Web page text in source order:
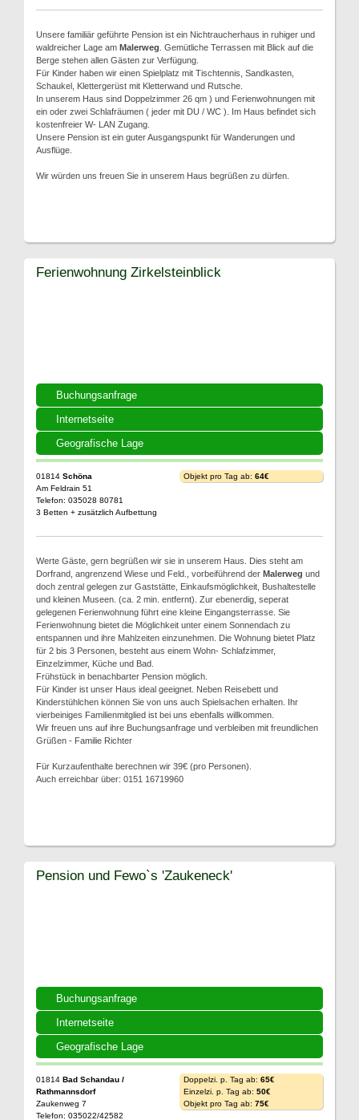
Unsere familiär geführte Pension ist ein Nichtraucherhaus in ruhiger und
waldreicher Lage am Malerweg . Gemütliche Terrassen mit Blick auf die
Berge stehen allen Gästen zur Verfügung.
Für Kinder haben wir einen Spielplatz mit Tischtennis, Sandkasten,
Schaukel, Klettergerüst mit Kletterwand und Rutsche.
In unserem Haus sind Doppelzimmer 26 qm ) und Ferienwohnungen mit
ein oder zwei Schlafräumen ( jeder mit DU / WC ). Im Haus befindet sich
kostenfreier W- LAN Zugang.
Unsere Pension ist ein guter Ausgangspunkt für Wanderungen und
Ausflüge.
Wir würden uns freuen Sie in unserem Haus begrüßen zu dürfen.
Buchungsanfrage
Internetseite
Geografische Lage
Ferienwohnung Zirkelsteinblick
01814 Schöna
Am Feldrain 51
Telefon: 035028 80781
3 Betten + zusätzlich Aufbettung
Objekt pro Tag ab: 64€
Werte Gäste, gern begrüßen wir sie in unserem Haus. Dies steht am
Dorfrand, angrenzend Wiese und Feld., vorbeiführend der Malerweg und
doch zentral gelegen zur Gaststätte, Einkaufsmöglichkeit, Bushaltestelle
und kleinen Museen. (ca. 2 min. entfernt). Zur ebenerdig, seperat
gelegenen Ferienwohnung führt eine kleine Eingangsterrasse. Sie
Ferienwohnung bietet die Möglichkeit unter einem Sonnendach zu
entspannen und ihre Mahlzeiten einzunehmen. Die Wohnung bietet Platz
für 2 bis 3 Personen, besteht aus einem Wohn- Schlafzimmer,
Einzelzimmer, Küche und Bad.
Frühstück in benachbarter Pension möglich.
Für Kinder ist unser Haus ideal geeignet. Neben Reisebett und
Kinderstühlchen können Sie von uns auch Spielsachen erhalten. Ihr
vierbeiniges Familienmitglied ist bei uns ebenfalls willkommen.
Wir freuen uns auf ihre Buchungsanfrage und verbleiben mit freundlichen
Grüßen - Familie Richter
Für Kurzaufenthalte berechnen wir 39€ (pro Personen).
Auch erreichbar über: 0151 16719960
Buchungsanfrage
Internetseite
Geografische Lage
Pension und Fewo`s 'Zaukeneck'
01814 Bad Schandau /
Rathmannsdorf
Zaukenweg 7
Telefon: 035022/42582
Doppelzi. p. Tag ab: 65€
Einzelzi. p. Tag ab: 50€
Objekt pro Tag ab: 75€